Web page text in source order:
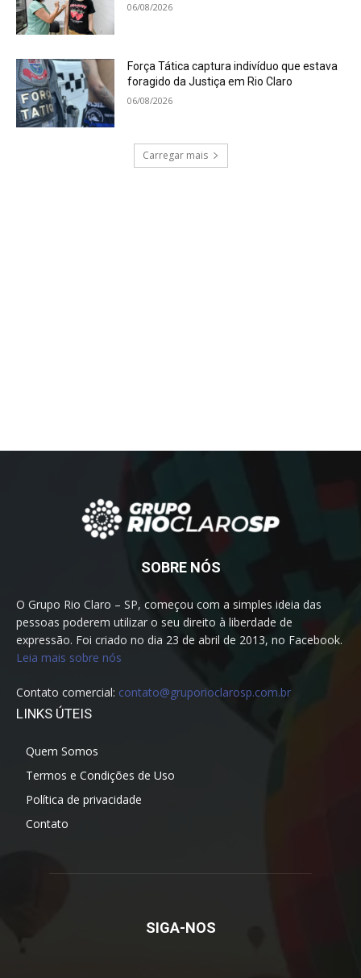
06/08/2026
Força Tática captura indivíduo que estava
foragido da Justiça em Rio Claro
06/08/2026
Carregar mais
SOBRE NÓS
O Grupo Rio Claro – SP, começou com a simples ideia das
pessoas poderem utilizar o seu direito à liberdade de
expressão. Foi criado no dia 23 de abril de 2013, no Facebook.
Leia mais sobre nós
Contato comercial: contato@gruporioclarosp.com.br
LINKS ÚTEIS
Quem Somos
Termos e Condições de Uso
Política de privacidade
Contato
SIGA-NOS